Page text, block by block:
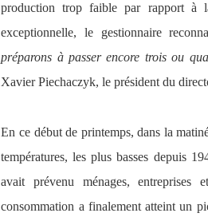
production trop faible par rapport à
exceptionnelle, le gestionnaire
préparons à passer encore trois ou
Xavier Piechaczyk, le président du
En ce début de printemps, dans la
températures, les plus basses depuis
avait prévenu ménages,
consommation a finalement atteint un